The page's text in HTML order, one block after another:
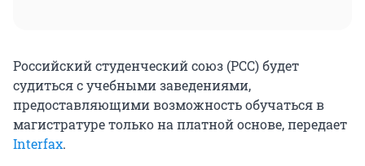
Российский студенческий союз (РСС) будет
судиться с учебными заведениями,
предоставляющими возможность обучаться в
магистратуре только на платной основе, передает
Interfax.